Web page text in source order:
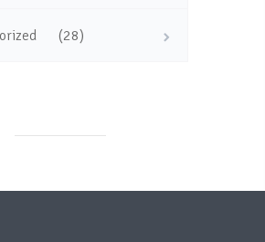
(28)